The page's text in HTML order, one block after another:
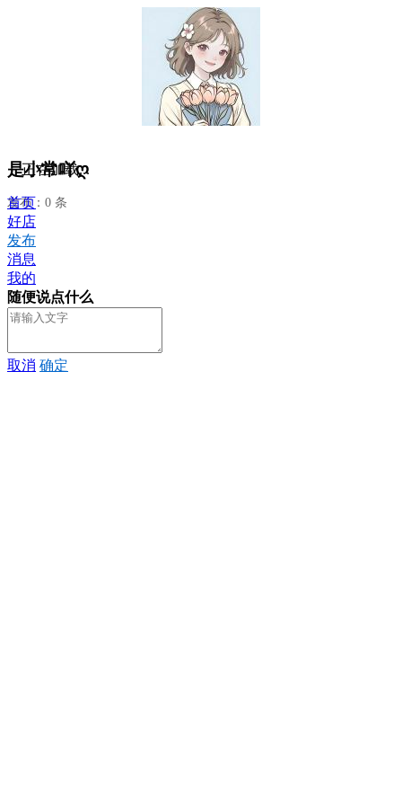
是小常吖ღ
发布：0 条
正在加载...
首页
好店
发布
消息
我的
随便说点什么
取消 确定